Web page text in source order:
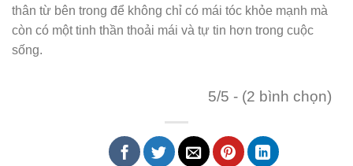
thân từ bên trong để không chỉ có mái tóc khỏe mạnh mà
còn có một tinh thần thoải mái và tự tin hơn trong cuộc
sống.
5/5 - (2 bình chọn)